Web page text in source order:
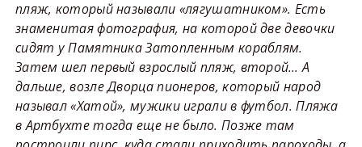
пляж, который называли «лягушатником». Есть
знаменитая фотография, на которой две девочки
сидят у Памятника Затопленным кораблям.
Затем шел первый взрослый пляж, второй… А
дальше, возле Дворца пионеров, который народ
называл «Хатой», мужики играли в футбол. Пляжа
в Артбухте тогда еще не было. Позже там